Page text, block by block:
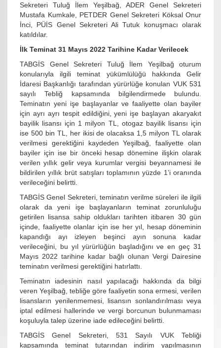
Sekreteri Tuluğ İlem Yeşilbağ, ADER Genel Sekreteri
Mustafa Kumkale, PETDER Genel Sekreteri Köksal Onur
İnci, PÜİS Genel Sekreteri Ali Tutuk konuşmacı olarak
katıldılar.
İlk Teminat 31 Mayıs 2022 Tarihine Kadar Verilecek
TABGİS Genel Sekreteri Tuluğ İlem Yeşilbağ oturum
konularıyla ilgili teminat yükümlülüğü hakkında Gelir
İdaresi Başkanlığı tarafından yürürlüğe konulan VUK 531
sayılı Tebliğ kapsamında bilgilendirmede bulundu.
Teminatın yeni işe başlayanlar ve faaliyette olan bayiler
için ayrı ayrı tespit edildiğini, yeni işe başlayan akaryakıt
bayilik lisansı için 1 milyon TL, otogaz bayilik lisansı için
ise 500 bin TL, her ikisi de olacaksa 1,5 milyon TL olarak
verilmesi gerektiğini kaydeden Yeşilbağ, faaliyette olan
bayiler için ise bir önceki hesap dönemine ilişkin olarak
verilen yıllık gelir veya kurumlar vergisi beyannamesi ile
bildirilen yıllık brüt satışları toplamının yüzde 1’i oranında
verileceğini belirtti.
TABGİS Genel Sekreteri, teminatın verilme süreleri ile ilgili
olarak da yeni işe başlayanların teminat zorunluluğu
getirilen lisansa sahip oldukları tarihten itibaren 30 gün
içinde, faaliyette olanlar için ise her yıl, hesap döneminin
kapandığı ayı izleyen beşinci ayın sonuna kadar
verileceğini, bu yıl yürürlüğün başladığını ve en geç 31
Mayıs 2022 tarihine kadar bağlı olunan Vergi Dairesine
teminatın verilmesi gerektiğini hatırlattı.
Teminatın iadesinin nasıl yapılacağı hakkında da bilgi
veren Yeşilbağ, tebliğe göre faaliyetin sona ermesi, verilen
lisansların yenilenmemesi, lisansın sonlandırılması veya
iptal edilmesi hallerinde ve vergi borcunun bulunmaması
koşuluyla talep üzerine iade edileceğini belirtti.
TABGİS Genel Sekreteri, 531 Sayılı VUK Tebliği
kapsamında teminat tutarından indirim yapılmasının